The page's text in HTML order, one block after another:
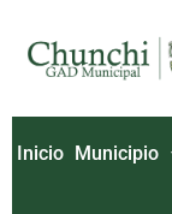
contenido
Inicio Municipio
por: